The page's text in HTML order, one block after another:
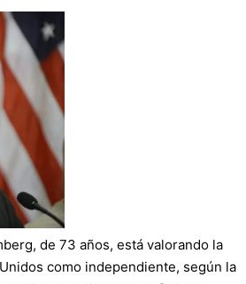
de 73 años, está valorando la
como independiente, según la